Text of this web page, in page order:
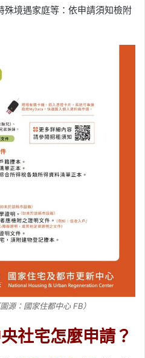
殊境遇家庭等：依申請須知檢附
源：國家住都中心 FB）
社宅怎麼申請？